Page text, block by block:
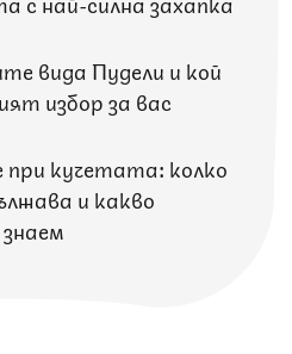
вида Пудели и кой
избор за вас
при кучетата: колко
и какво